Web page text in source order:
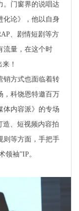
。门窗界的说唱达
化论》，他以自身
、剧情短剧等方
流量，在这个时
！
销方式也面临着转
，科饶恩特邀百万
体内容派》的专场
造、短视频内容拍
则等方面，手把手
领袖”IP。